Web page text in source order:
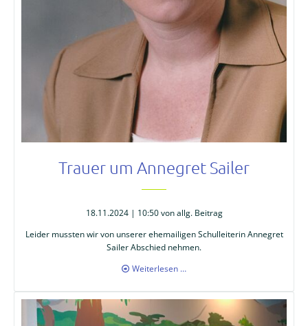
Trauer um Annegret Sailer
18.11.2024 | 10:50von allg. Beitrag
Leider mussten wir von unserer ehemailigen Schulleiterin Annegret
Sailer Abschied nehmen.
Weiterlesen …Trauer
Annegret
Sailer